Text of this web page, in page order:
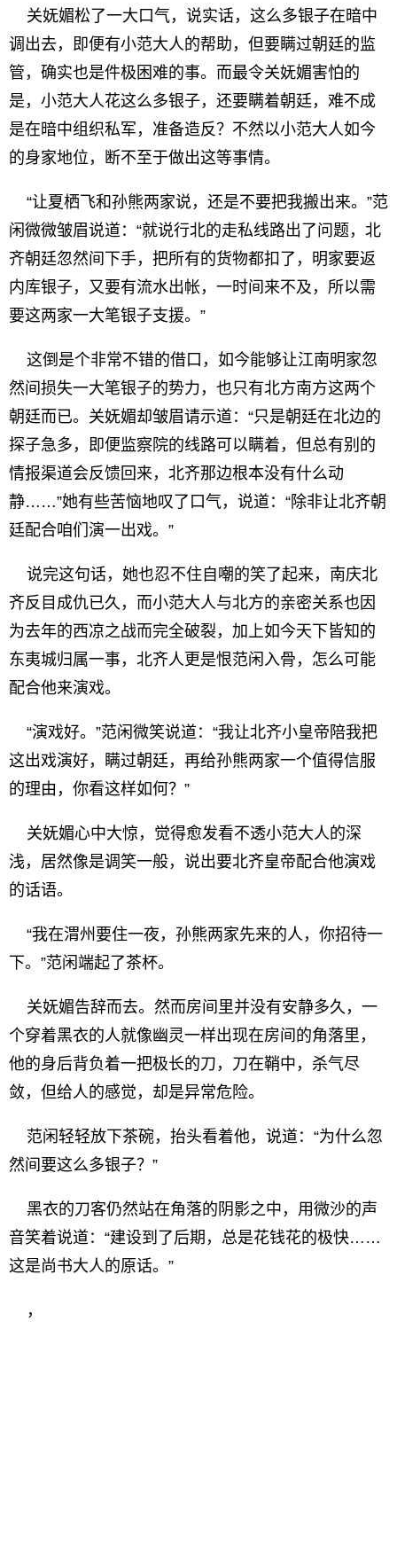
关妩媚松了一大口气，说实话，这么多银子在暗中
调出去，即便有小范大人的帮助，但要瞒过朝廷的监
管，确实也是件极困难的事。而最令关妩媚害怕的
是，小范大人花这么多银子，还要瞒着朝廷，难不成
是在暗中组织私军，准备造反？不然以小范大人如今
的身家地位，断不至于做出这等事情。
“让夏栖飞和孙熊两家说，还是不要把我搬出来。”范
闲微微皱眉说道：“就说行北的走私线路出了问题，北
齐朝廷忽然间下手，把所有的货物都扣了，明家要返
内库银子，又要有流水出帐，一时间来不及，所以需
要这两家一大笔银子支援。”
这倒是个非常不错的借口，如今能够让江南明家忽
然间损失一大笔银子的势力，也只有北方南方这两个
朝廷而已。关妩媚却皱眉请示道：“只是朝廷在北边的
探子急多，即便监察院的线路可以瞒着，但总有别的
情报渠道会反馈回来，北齐那边根本没有什么动
静……”她有些苦恼地叹了口气，说道：“除非让北齐朝
廷配合咱们演一出戏。”
说完这句话，她也忍不住自嘲的笑了起来，南庆北
齐反目成仇已久，而小范大人与北方的亲密关系也因
为去年的西凉之战而完全破裂，加上如今天下皆知的
东夷城归属一事，北齐人更是恨范闲入骨，怎么可能
配合他来演戏。
“演戏好。”范闲微笑说道：“我让北齐小皇帝陪我把
这出戏演好，瞒过朝廷，再给孙熊两家一个值得信服
的理由，你看这样如何？”
关妩媚心中大惊，觉得愈发看不透小范大人的深
浅，居然像是调笑一般，说出要北齐皇帝配合他演戏
的话语。
“我在渭州要住一夜，孙熊两家先来的人，你招待一
下。”范闲端起了茶杯。
关妩媚告辞而去。然而房间里并没有安静多久，一
个穿着黑衣的人就像幽灵一样出现在房间的角落里，
他的身后背负着一把极长的刀，刀在鞘中，杀气尽
敛，但给人的感觉，却是异常危险。
范闲轻轻放下茶碗，抬头看着他，说道：“为什么忽
然间要这么多银子？”
黑衣的刀客仍然站在角落的阴影之中，用微沙的声
音笑着说道：“建设到了后期，总是花钱花的极快……
这是尚书大人的原话。”
，